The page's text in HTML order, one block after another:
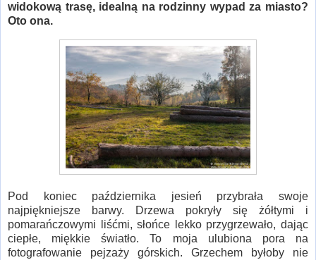
widokową trasę, idealną na rodzinny wypad za miasto?
Oto ona.
Pod koniec października jesień przybrała swoje
najpiękniejsze barwy. Drzewa pokryły się żółtymi i
pomarańczowymi liśćmi, słońce lekko przygrzewało, dając
ciepłe, miękkie światło. To moja ulubiona pora na
fotografowanie pejzaży górskich. Grzechem byłoby nie